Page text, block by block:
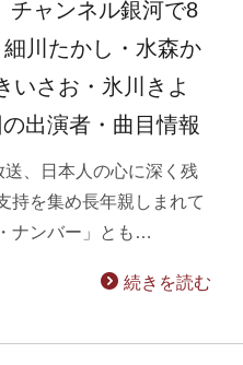
チャンネル銀河で8
川たかし・水森か
いさお・氷川きよ
出演者・曲目情報
、日本人の心に深く残
持を集め長年親しまれて
ナンバー」とも…
続きを読む